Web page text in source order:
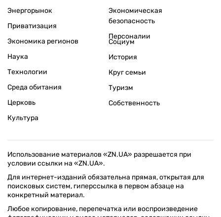
Энергорынок
Приватизация
Экономика регионов
Экономическая
безопасность
Персоналии
Наука
Технологии
Среда обитания
Церковь
Культура
Социум
История
Круг семьи
Туризм
Собственность
Использование материалов «ZN.UA» разрешается при
условии ссылки на «ZN.UA».
Для интернет-изданий обязательна прямая, открытая для
поисковых систем, гиперссылка в первом абзаце на
конкретный материал.
Любое копирование, перепечатка или воспроизведение